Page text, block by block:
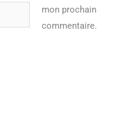
mon prochain
commentaire.